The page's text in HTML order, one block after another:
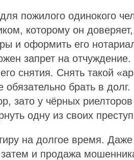
пожилого одинокого
которому он
и оформить его
запрет на
снятия. Снять такой
обязательно брать в
зато у чёрных риелторов
одну из своих
на долгое время.
затем и продажа